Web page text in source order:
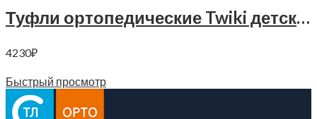
Туфли ортопедические Twiki детские, TW-225
4230₽
Быстрый просмотр